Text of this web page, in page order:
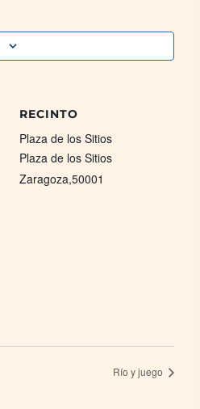
RECINTO
Plaza de los Sitios
Plaza de los Sitios
Zaragoza,50001
Río y juego